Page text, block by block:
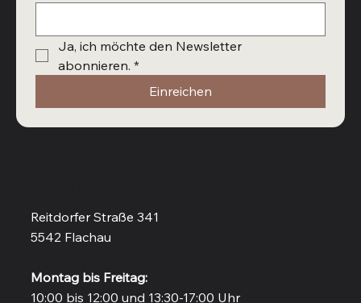
Reitdorfer Straße 341
5542 Flachau
Montag bis Freitag:
10:00 bis 12:00 und 13:30-17:00 Uhr
Ja, ich möchte den Newsletter
abonnieren. *
Einreichen